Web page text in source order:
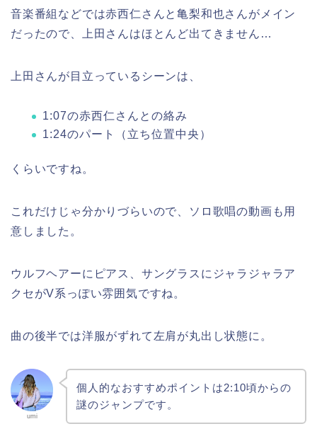
音楽番組などでは赤西仁さんと亀梨和也さんがメイン
だったので、上田さんはほとんど出てきません…
上田さんが目立っているシーンは、
1:07の赤西仁さんとの絡み
1:24のパート（立ち位置中央）
くらいですね。
これだけじゃ分かりづらいので、ソロ歌唱の動画も用
意しました。
ウルフヘアーにピアス、サングラスにジャラジャラア
クセがV系っぽい雰囲気ですね。
曲の後半では洋服がずれて左肩が丸出し状態に。
umi
個人的なおすすめポイントは2:10頃からの
謎のジャンプです。